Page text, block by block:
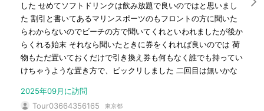
した せめてソフトドリンクは飲み放題で良いのではと思いまし
た 割引と書いてあるマリンスポーツのもフロントの方に聞いた
らわからないのでビーチの方で聞いてくれといわれましたが後か
らくれる始末 それなら聞いたときに券をくれれば良いのでは 荷
物もただ置いておくだけで引き換え券も何もなく誰でも持ってい
けちゃうような置き方で、ビックリしました 二回目は無いかな
2025年09月に訪問
Tour03664356165
東京都